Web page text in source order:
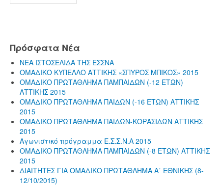
Πρόσφατα Νέα
ΝΕΑ ΙΣΤΟΣΕΛΙΔΑ ΤΗΣ ΕΣΣΝΑ
ΟΜΑΔΙΚΟ ΚΥΠΕΛΛΟ ΑΤΤΙΚΗΣ «ΣΠΥΡΟΣ ΜΠΙΚΟΣ» 2015
ΟΜΑΔΙΚΟ ΠΡΩΤΑΘΛΗΜΑ ΠΑΜΠΑΙΔΩΝ (-12 ΕΤΩΝ)
ΑΤΤΙΚΗΣ 2015
ΟΜΑΔΙΚΟ ΠΡΩΤΑΘΛΗΜΑ ΠΑΙΔΩΝ (-16 ΕΤΩΝ) ΑΤΤΙΚΗΣ
2015
ΟΜΑΔΙΚΟ ΠΡΩΤΑΘΛΗΜΑ ΠΑΙΔΩΝ-ΚΟΡΑΣΙΔΩΝ ΑΤΤΙΚΗΣ
2015
Αγωνιστικό πρόγραμμα Ε.Σ.Σ.Ν.Α 2015
ΟΜΑΔΙΚΟ ΠΡΩΤΑΘΛΗΜΑ ΠΑΜΠΑΙΔΩΝ (-8 ΕΤΩΝ) ΑΤΤΙΚΗΣ
2015
ΔΙΑΙΤΗΤΕΣ ΓΙΑ ΟΜΑΔΙΚΟ ΠΡΩΤΑΘΛΗΜΑ Α΄ ΕΘΝΙΚΗΣ (8-
12/10/2015)